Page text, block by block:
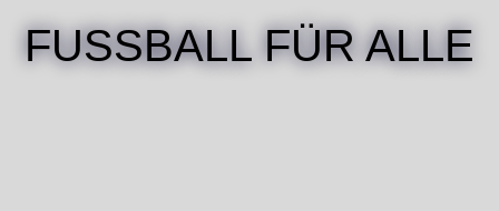
FUSSBALL FÜR ALLE